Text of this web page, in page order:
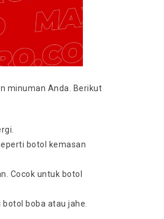
minuman Anda. Berikut
botol kemasan
Cocok untuk botol
boba atau jahe.